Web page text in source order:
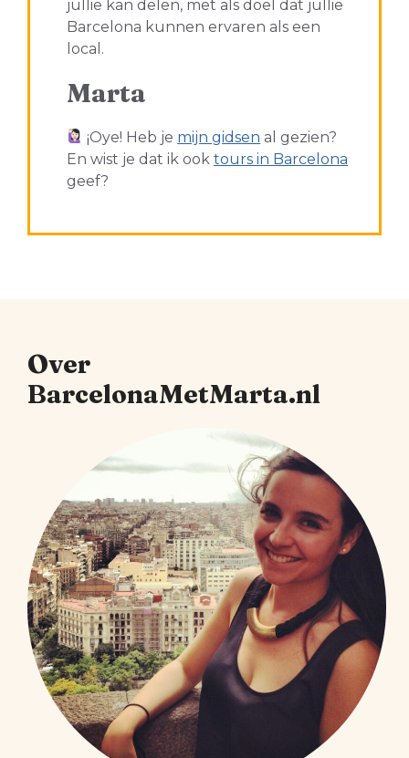
jullie kan delen, met als doel dat jullie
Barcelona kunnen ervaren als een
local.
Marta
¡Oye! Heb je mijn gidsen al gezien?
En wist je dat ik ook tours in Barcelona
geef?
Over
BarcelonaMetMarta.nl